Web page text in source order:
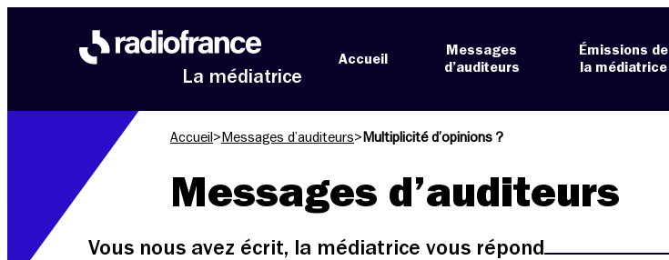
La médiatrice
Accueil
Messages
d’auditeurs
Émissions de
la médiatrice
Accueil > Messages d’auditeurs> Multiplicité d’opinions ?
Messages d’auditeurs
Vous nous avez écrit, la médiatrice vous répond